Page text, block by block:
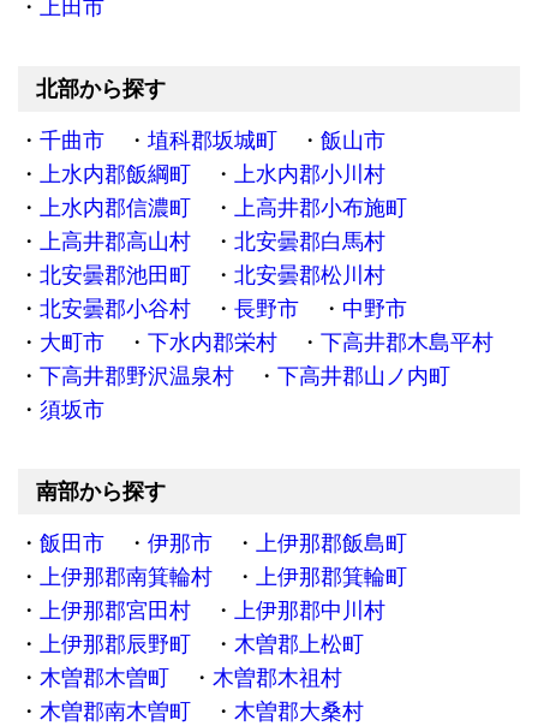
上田市
北部から探す
千曲市 埴科郡坂城町
飯山市
上水内郡飯綱町
上水内郡小川村
上水内郡信濃町
上高井郡小布施町
上高井郡高山村
北安曇郡白馬村
北安曇郡池田町
北安曇郡松川村
北安曇郡小谷村
長野市
中野市
大町市
下水内郡栄村
下高井郡木島平村
下高井郡野沢温泉村
下高井郡山ノ内町
須坂市
南部から探す
飯田市 伊那市
上伊那郡飯島町
上伊那郡南箕輪村
上伊那郡箕輪町
上伊那郡宮田村
上伊那郡中川村
上伊那郡辰野町
木曽郡上松町
木曽郡木曽町
木曽郡木祖村
木曽郡南木曽町
木曽郡大桑村